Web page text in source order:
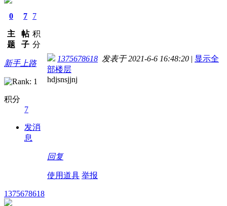
0
主
题
7
帖
子
7
积
分
新手上路
积分
7
发消
息
1375678618 发表于 2021-6-6 16:48:20 | 显示全
部楼层
hdjsnsjjnj
回复
使用道具 举报
1375678618